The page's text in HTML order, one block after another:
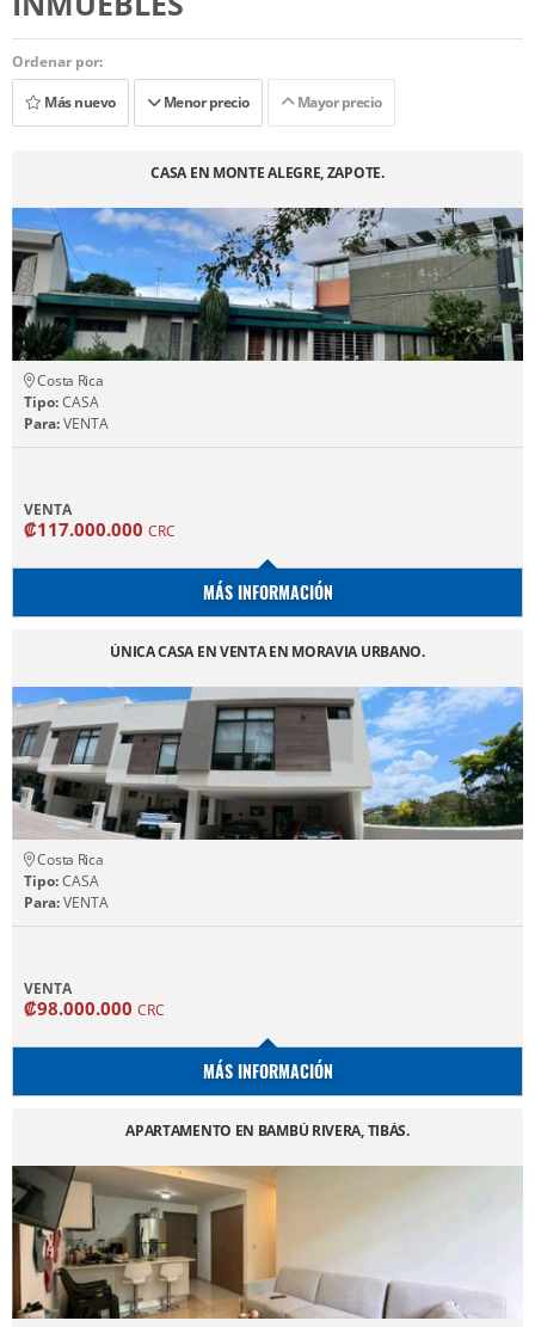
Ordenar por:
Más nuevo
Menor precio Mayor precio
CASA EN MONTE ALEGRE, ZAPOTE.
Costa Rica
Tipo:CASA
Para:VENTA
VENTA
₡117.000.000 CRC
MÁS INFORMACIÓN
ÚNICA CASA EN VENTA EN MORAVIA URBANO.
Costa Rica
Tipo:CASA
Para:VENTA
VENTA
₡98.000.000 CRC
MÁS INFORMACIÓN
APARTAMENTO EN BAMBÚ RIVERA, TIBÁS.